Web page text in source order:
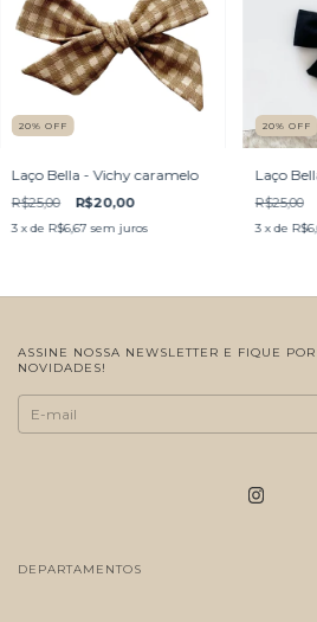
20% OFF
Laço Bella - Vichy caramelo
R$25,00 R$20,00
3 x de R$6,67 sem juros
20% OFF
Laço
R$25,00
3 x de
ASSINE NOSSA NEWSLETTER E FIQUE
NOVIDADES!
DEPARTAMENTOS